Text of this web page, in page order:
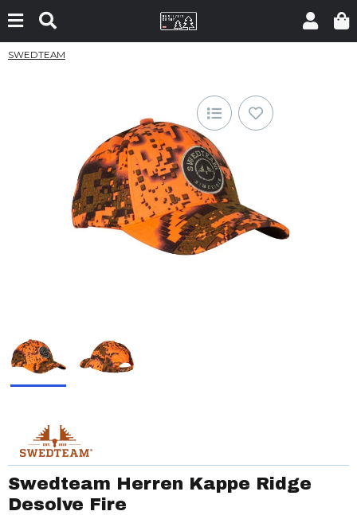
SWEDTEAM
Swedteam Herren Kappe Ridge
Desolve Fire